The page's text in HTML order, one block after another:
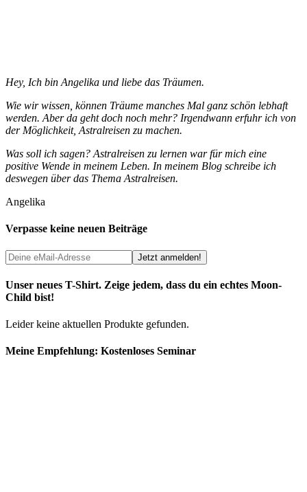
Hey, Ich bin Angelika und liebe das Träumen.
Wie wir wissen, können Träume manches Mal ganz schön lebhaft
werden. Aber da geht doch noch mehr? Irgendwann erfuhr ich von
der Möglichkeit, Astralreisen zu machen.
Was soll ich sagen? Astralreisen zu lernen war für mich eine
positive Wende in meinem Leben. In meinem Blog schreibe ich
deswegen über das Thema Astralreisen.
Angelika
Verpasse keine neuen Beiträge
Unser neues T-Shirt. Zeige jedem, dass du ein echtes Moon-
Child bist!
Leider keine aktuellen Produkte gefunden.
Meine Empfehlung: Kostenloses Seminar